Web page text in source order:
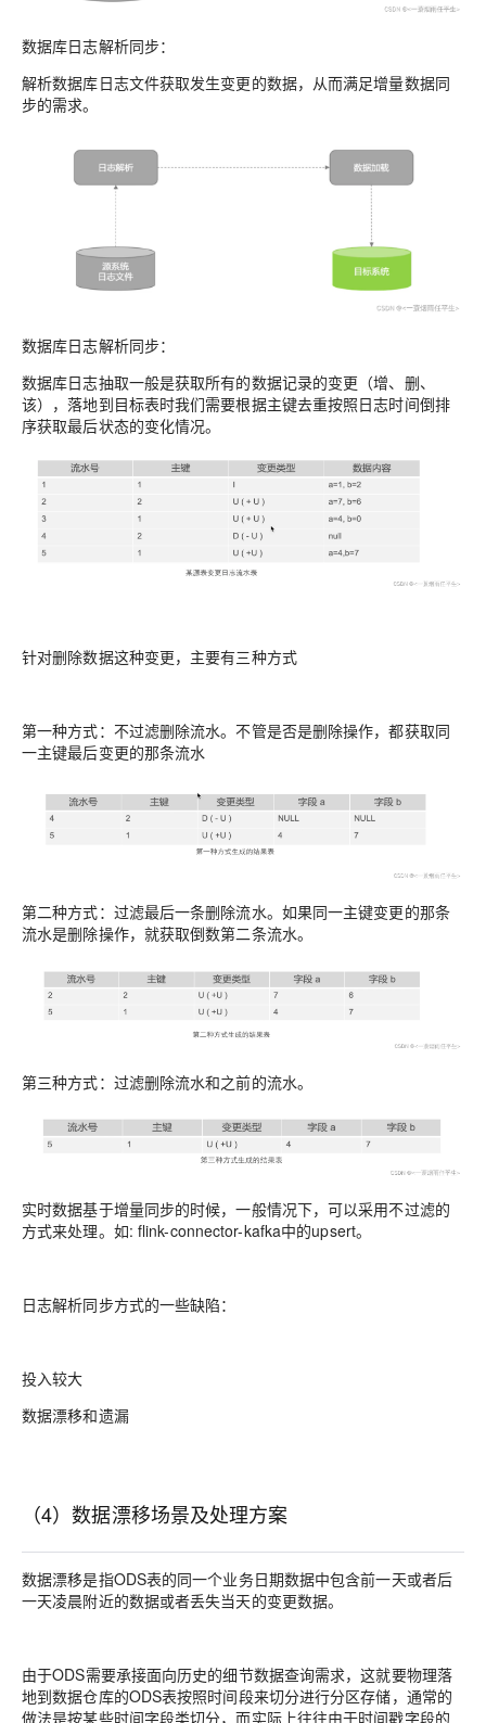
数据库日志解析同步：
解析数据库日志文件获取发生变更的数据，从而满足增量数据同
步的需求。
数据库日志解析同步：
数据库日志抽取一般是获取所有的数据记录的变更（增、删、
该），落地到目标表时我们需要根据主键去重按照日志时间倒排
序获取最后状态的变化情况。
针对删除数据这种变更，主要有三种方式
第一种方式：不过滤删除流水。不管是否是删除操作，都获取同
一主键最后变更的那条流水
第二种方式：过滤最后一条删除流水。如果同一主键变更的那条
流水是删除操作，就获取倒数第二条流水。
第三种方式：过滤删除流水和之前的流水。
实时数据基于增量同步的时候，一般情况下，可以采用不过滤的
方式来处理。如: flink-connector-kafka中的upsert。
日志解析同步方式的一些缺陷：
投入较大
数据漂移和遗漏
（4）数据漂移场景及处理方案
数据漂移是指ODS表的同一个业务日期数据中包含前一天或者后
一天凌晨附近的数据或者丢失当天的变更数据。
由于ODS需要承接面向历史的细节数据查询需求，这就要物理落
地到数据仓库的ODS表按照时间段来切分进行分区存储，通常的
做法是按某些时间字段类切分，而实际上往往由于时间戳字段的